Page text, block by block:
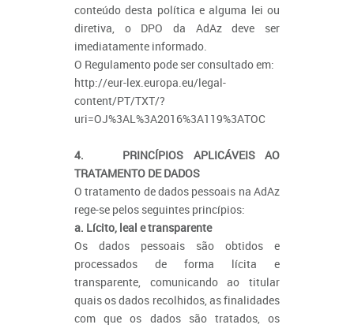
conteúdo desta política e alguma lei ou
diretiva, o DPO da AdAz deve ser
imediatamente informado.
O Regulamento pode ser consultado em:
http://eur-lex.europa.eu/legal-
content/PT/TXT/?
uri=OJ%3AL%3A2016%3A119%3ATOC
4. PRINCÍPIOS APLICÁVEIS AO
TRATAMENTO DE DADOS
O tratamento de dados pessoais na AdAz
rege-se pelos seguintes princípios:
a. Lícito, leal e transparente
Os dados pessoais são obtidos e
processados de forma lícita e
transparente, comunicando ao titular
quais os dados recolhidos, as finalidades
com que os dados são tratados, os